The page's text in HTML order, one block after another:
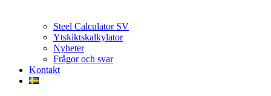
Steel Calculator SV
Ytskiktskalkylator
Nyheter
Frågor och svar
Kontakt